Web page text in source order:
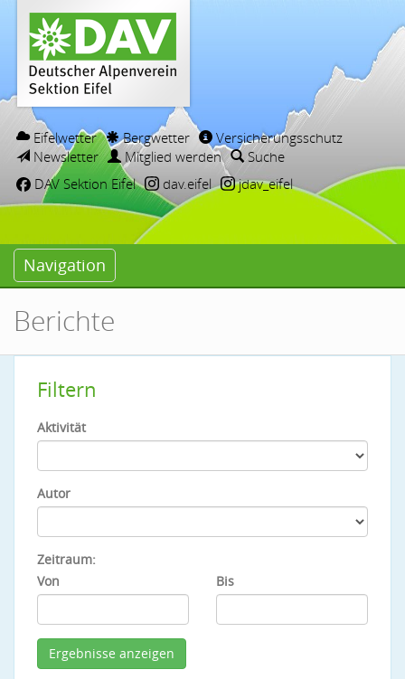
Eifelwetter Bergwetter
Versicherungsschutz
Newsletter
Mitglied werden
Suche
DAV Sektion Eifel
dav.eifel jdav_eifel
Navigation
Berichte
Filtern
Aktivität
Autor
Zeitraum:
Von
Bis